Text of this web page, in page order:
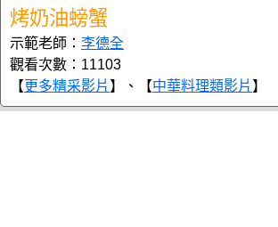
烤奶油螃蟹
示範老師： 李德全
觀看次數：11103
【更多精采影片 】、【中華料理類影片 】